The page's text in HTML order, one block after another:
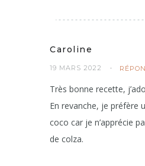
Caroline
19 MARS 2022
Très bonne recette,
En revanche, je préfère
coco car je n’apprécie
de colza.